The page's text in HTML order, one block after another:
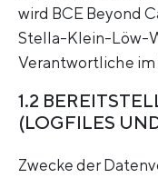
wird BCE Beyond
Stella-Klein-Löw-
Verantwortliche im
1.2
(LOGFILES
Zwecke der